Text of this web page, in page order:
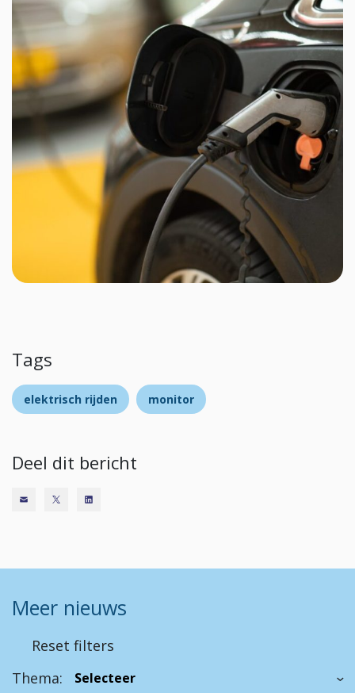
Tags
elektrisch rijden monitor
Deel dit bericht
Meer nieuws
Reset filters
Thema: